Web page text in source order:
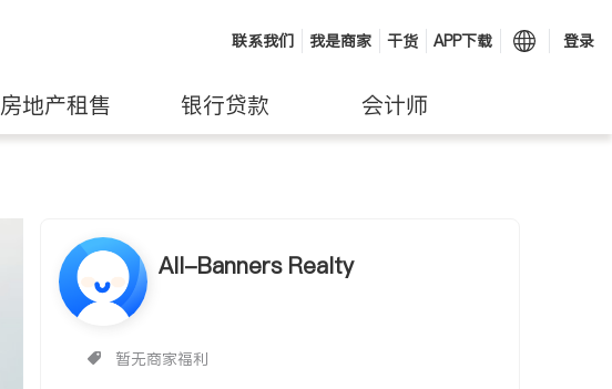
联系我们 我是商家 干货 APP下载 登录
房地产租售 银行贷款 会计师
All-Banners Realty
暂无商家福利